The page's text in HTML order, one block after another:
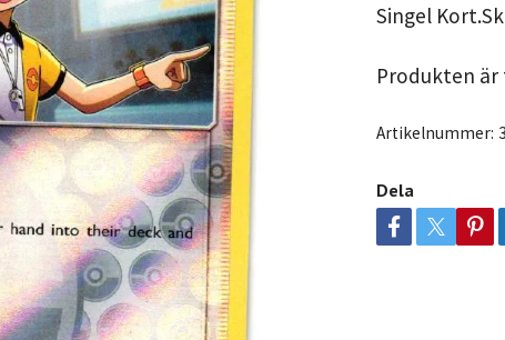
Singel
Produkten är
Artikelnummer:
Dela